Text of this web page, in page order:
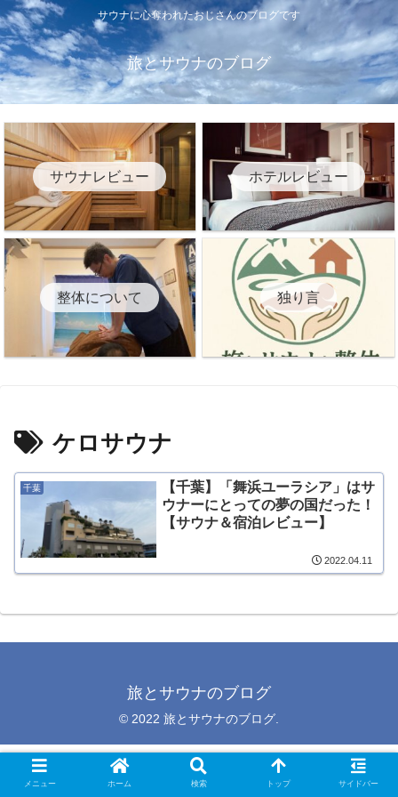
サウナに心奪われたおじさんのブログです
旅とサウナのブログ
サウナレビュー ホテルレビュー
整体について 独り言
ケロサウナ
千葉
【千葉】「舞浜ユーラシア」はサ
ウナーにとっての夢の国だった！
【サウナ＆宿泊レビュー】
2022.04.11
旅とサウナのブログ
© 2022 旅とサウナのブログ.
メニュー ホーム 検索 トップ サイドバー